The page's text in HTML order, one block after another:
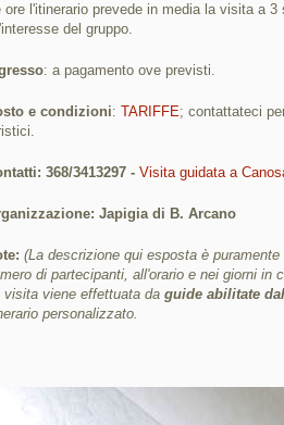
ore l'itinerario prevede in media la visita a
del gruppo.
: a pagamento ove previsti.
e condizioni: TARIFFE; contattateci
368/3413297 - Visita guidata a
Japigia di B. Arcano
(La descrizione qui esposta è
di partecipanti, all'orario e nei giorni in
visita viene effettuata da guide abilitate
personalizzato.